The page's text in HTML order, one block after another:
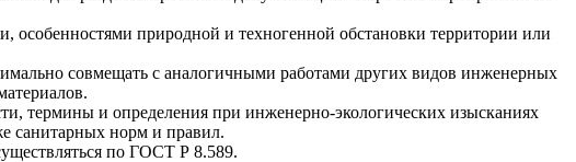
особенностями природной и техногенной обстановки территории или
совмещать с аналогичными работами других видов инженерных
термины и определения при инженерно-экологических изысканиях
санитарных норм и правил.
по ГОСТ Р 8.589.